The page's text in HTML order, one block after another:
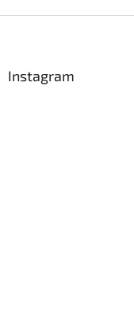
Instagram